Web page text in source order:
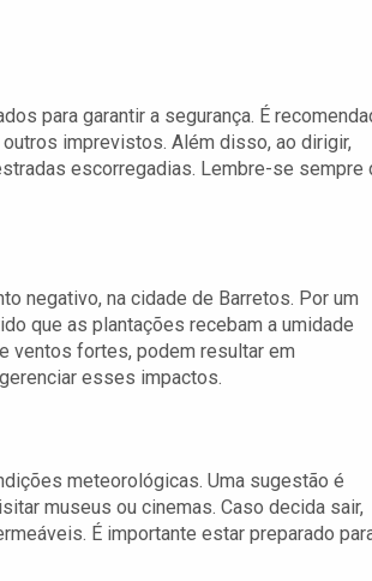
para garantir a segurança. É
imprevistos. Além disso, ao dirigir,
escorregadias. Lembre-se sempre
negativo, na cidade de Barretos. Por um
que as plantações recebam a umidade
ventos fortes, podem resultar em
esses impactos.
meteorológicas. Uma sugestão é
museus ou cinemas. Caso decida sair,
É importante estar preparado